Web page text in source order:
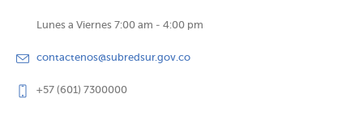
Lunes a Viernes 7:00 am - 4:00 pm
contactenos@subredsur.gov.co
+57 (601) 7300000